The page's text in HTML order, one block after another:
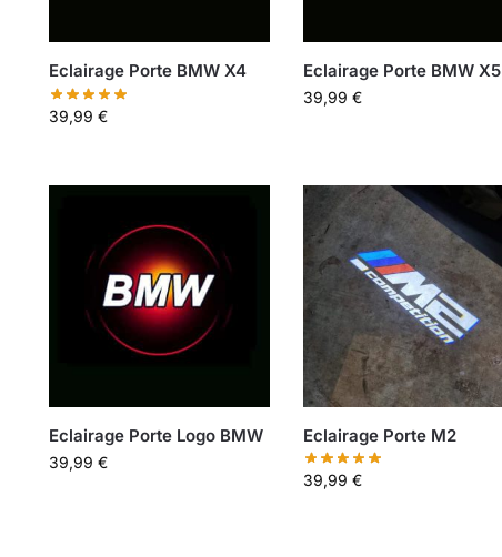
Eclairage Porte BMW X4
39,99 €
Eclairage Porte BMW X5
39,99€
Eclairage Porte Logo BMW
39,99 €
Eclairage Porte M2
39,99€